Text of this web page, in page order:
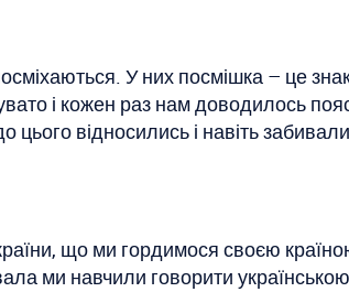
У них посмішка – це
і кожен раз нам доводилось
цього відносились і навіть
що ми гордимося своєю
ми навчили говорити